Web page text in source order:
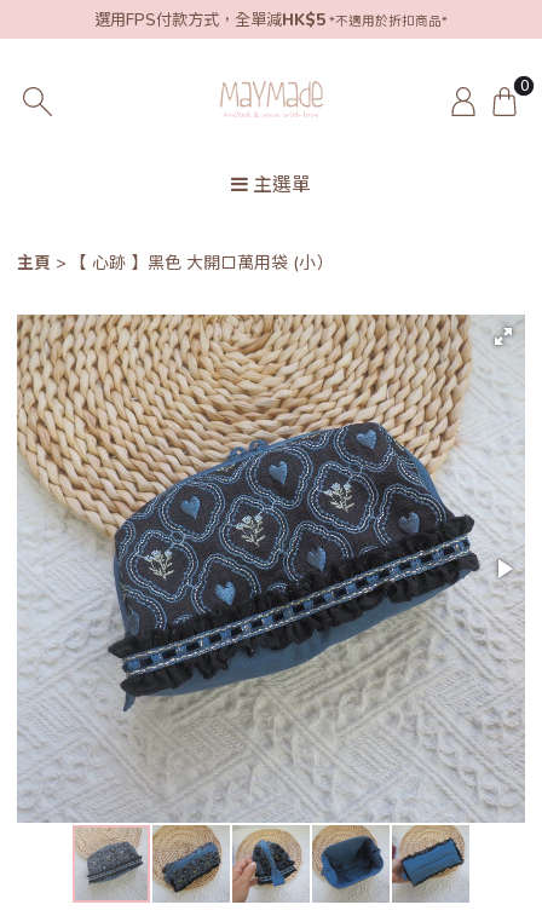
選用FPS付款方式，全單減HK$5 *不適用於折扣商品*
0
主選單
主頁 【 心跡 】黑色 大開口萬用袋 (小）